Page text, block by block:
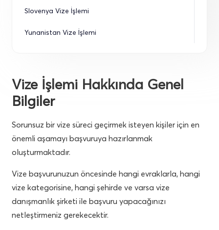
Slovenya Vize İşlemi
Yunanistan Vize İşlemi
Vize İşlemi Hakkında Genel
Bilgiler
Sorunsuz bir vize süreci geçirmek isteyen kişiler için en
önemli aşamayı başvuruya hazırlanmak
oluşturmaktadır.
Vize başvurunuzun öncesinde hangi evraklarla, hangi
vize kategorisine, hangi şehirde ve varsa vize
danışmanlık şirketi ile başvuru yapacağınızı
netleştirmeniz gerekecektir.